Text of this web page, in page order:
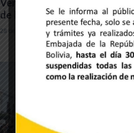
de la música y la hermandad
28 de mayo de 2025